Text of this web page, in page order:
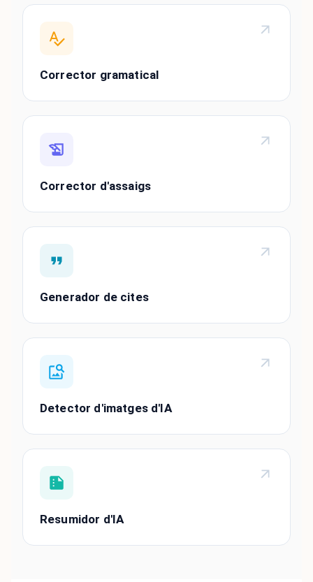
Corrector gramatical
Corrector d'assaigs
Generador de cites
Detector d'imatges d'IA
Resumidor d'IA